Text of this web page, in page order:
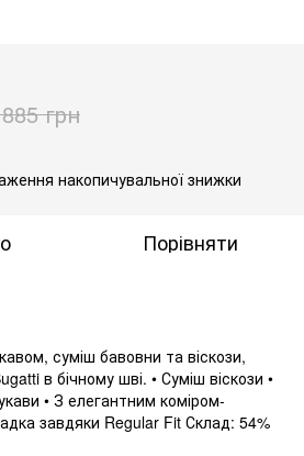
грн
накопичувальної знижки
Порівняти
суміш бавовни та віскози,
в бічному шві. • Суміш віскози •
• З елегантним коміром-
завдяки Regular Fit Склад: 54%